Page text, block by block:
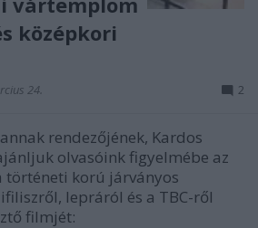
középkori
24. 2
rendezőjének, Kardos
olvasóink figyelmébe az
történeti korú járványos
lepráról és a TBC-ről
filmjét: